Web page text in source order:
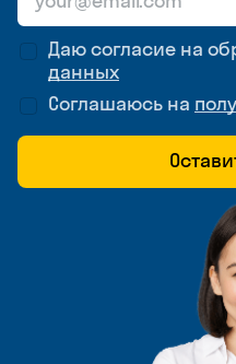
Даю согласие на
данных
Соглашаюсь на